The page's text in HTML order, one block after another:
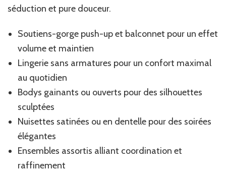
séduction et pure douceur.
Soutiens-gorge push-up et balconnet pour un effet
volume et maintien
Lingerie sans armatures pour un confort maximal
au quotidien
Bodys gainants ou ouverts pour des silhouettes
sculptées
Nuisettes satinées ou en dentelle pour des soirées
élégantes
Ensembles assortis alliant coordination et
raffinement